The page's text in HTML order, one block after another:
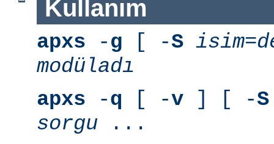
Kullanım
apxs -g [ -S
modüladı
apxs -q [ -v ] [ -S
sorgu ...